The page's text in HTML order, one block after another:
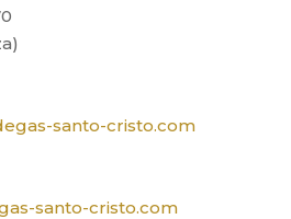
santo-cristo.com
santo-cristo.com